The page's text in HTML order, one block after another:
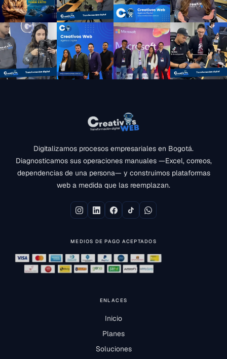
Digitalizamos procesos empresariales en Bogotá.
Diagnosticamos sus operaciones manuales —Excel, correos,
dependencias de una persona— y construimos plataformas
web a medida que las reemplazan.
MEDIOS DE PAGO ACEPTADOS
ENLACES
Inicio
Planes
Soluciones